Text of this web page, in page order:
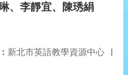
、李靜宜、陳琇絹
新北市英語教學資源中心 |